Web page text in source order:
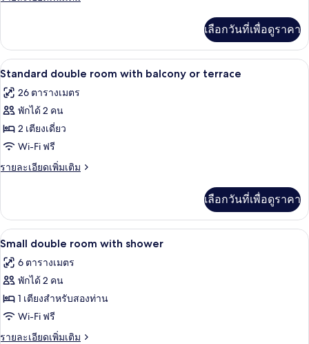
เกี่ยว
กับ
ห้อง
เลือกวันที่เพื่อดูราคา
เปิด
ภาพถ่าย
ทั้งหมด
ของ
Standard
double
balcony
or
terrace
โต๊ะทำงาน, เตารีด/โต๊ะรีดผ้า, เปล/เตี
4
Standard double room with balcony or terrace
26 ตารางเมตร
พักได้ 2 คน
2 เตียงเดี่ยว
Wi-Fi ฟรี
รายละเอียดเพิ่มเติม
ราย
เกี่ยว
กับ
Standard
room
with
balcony
or
terrace
เลือกวันที่เพื่อดูราคา
เปิด
ภาพถ่าย
ทั้งหมด
ของ
Small
double
โต๊ะทำงาน, เตารีด/โต๊ะรีดผ้า, เปล/เตี
3
Small double room with shower
6 ตารางเมตร
พักได้ 2 คน
1 เตียงสำหรับสองท่าน
Wi-Fi ฟรี
รายละเอียดเพิ่มเติม
ราย